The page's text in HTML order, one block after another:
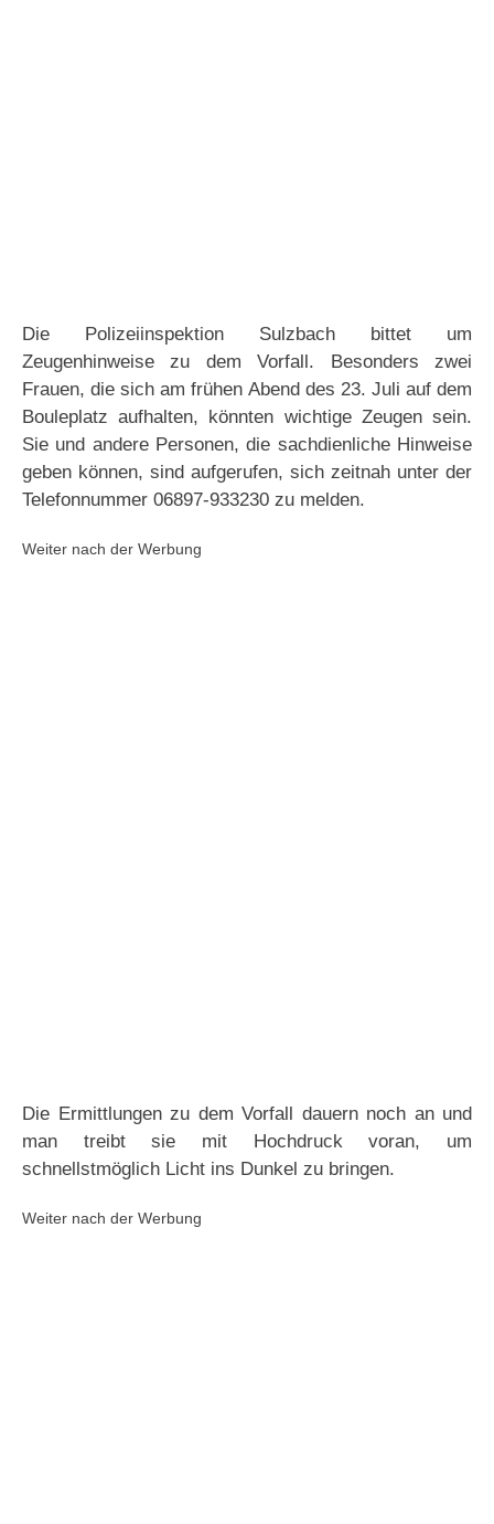
Die Polizeiinspektion Sulzbach bittet um
Zeugenhinweise zu dem Vorfall. Besonders zwei
Frauen, die sich am frühen Abend des 23. Juli auf dem
Bouleplatz aufhalten, könnten wichtige Zeugen sein.
Sie und andere Personen, die sachdienliche Hinweise
geben können, sind aufgerufen, sich zeitnah unter der
Telefonnummer 06897-933230 zu melden.
Weiter nach der Werbung
Die Ermittlungen zu dem Vorfall dauern noch an und
man treibt sie mit Hochdruck voran, um
schnellstmöglich Licht ins Dunkel zu bringen.
Weiter nach der Werbung